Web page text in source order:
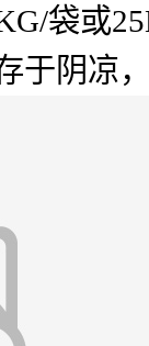
袋或
于阴凉